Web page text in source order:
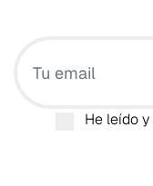
He leído